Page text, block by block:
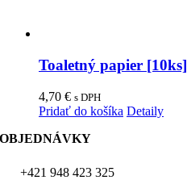
Toaletný papier [10ks]
4,70 € s DPH
Pridať do košíka Detaily
OBJEDNÁVKY
+421 948 423 325